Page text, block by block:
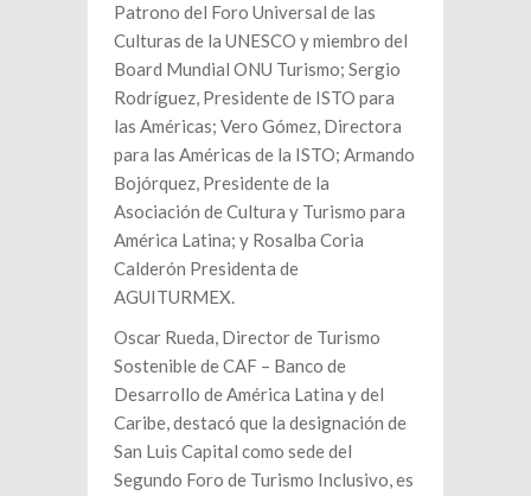
Patrono del Foro Universal de las
Culturas de la UNESCO y miembro del
Board Mundial ONU Turismo; Sergio
Rodríguez, Presidente de ISTO para
las Américas; Vero Gómez, Directora
para las Américas de la ISTO; Armando
Bojórquez, Presidente de la
Asociación de Cultura y Turismo para
América Latina; y Rosalba Coria
Calderón Presidenta de
AGUITURMEX.
Oscar Rueda, Director de Turismo
Sostenible de CAF – Banco de
Desarrollo de América Latina y del
Caribe, destacó que la designación de
San Luis Capital como sede del
Segundo Foro de Turismo Inclusivo, es